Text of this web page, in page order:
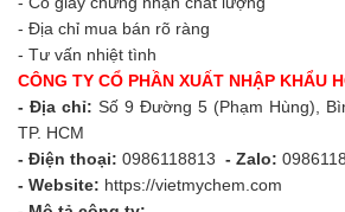
- Địa chỉ mua bán rõ ràng
- Tư vấn nhiệt tình
CÔNG TY CỔ PHẦN XUẤT NHẬP KHẨU
- Địa chỉ: Số 9 Đường 5 (Phạm Hùng),
TP. HCM
- Điện thoại: 0986118813 - Zalo:
- Website: https://vietmychem.com